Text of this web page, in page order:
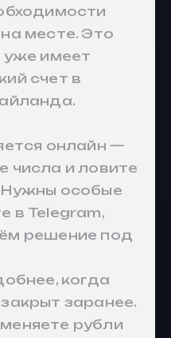
месте. Это
уже имеет
счет в
онлайн —
числа и ловите
особые
в Telegram,
решение под
когда
заранее.
рубли